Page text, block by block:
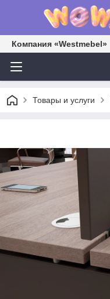
Компания «Westmebel»
Товары и услуги